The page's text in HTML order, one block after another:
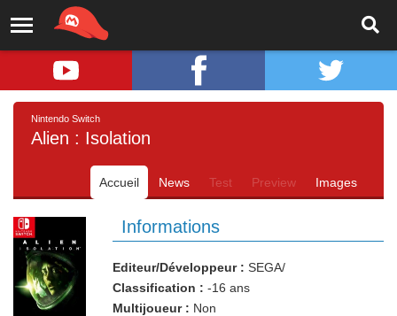
Nintendo Switch
Alien : Isolation
Accueil News Test Preview Images
Informations
Editeur/Développeur : SEGA/
Classification : -16 ans
Multijoueur : Non